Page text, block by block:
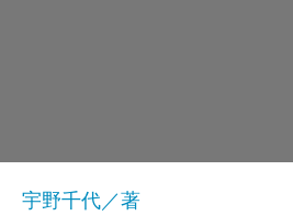
宇野千代／著